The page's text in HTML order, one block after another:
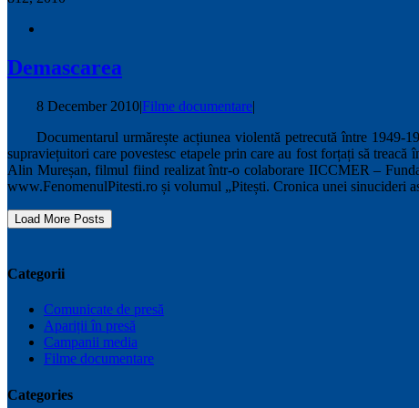
Demascarea
8 December 2010|Filme documentare|
Documentarul urmărește acțiunea violentă petrecută între
supraviețuitori care povestesc etapele prin care au fost forțați să
Alin Mureșan, filmul fiind realizat într-o colaborare IICCMER –
www.FenomenulPitesti.ro și volumul „Pitești. Cronica unei sinucideri
Load More Posts
Categorii
Comunicate de presă
Apariții în presă
Campanii media
Filme documentare
Categories